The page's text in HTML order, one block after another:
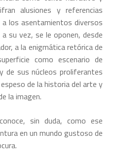
alusiones y referencias
a los asentamientos diversos
su vez, se le oponen, desde
a la enigmática retórica de
como escenario de
de sus núcleos proliferantes
de la historia del arte y
la imagen.
sin duda, como ese
en un mundo gustoso de